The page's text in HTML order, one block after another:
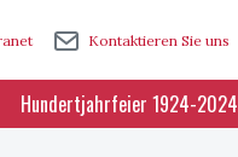
Kontaktieren Sie uns
Hundertjahrfeier 1924-2024